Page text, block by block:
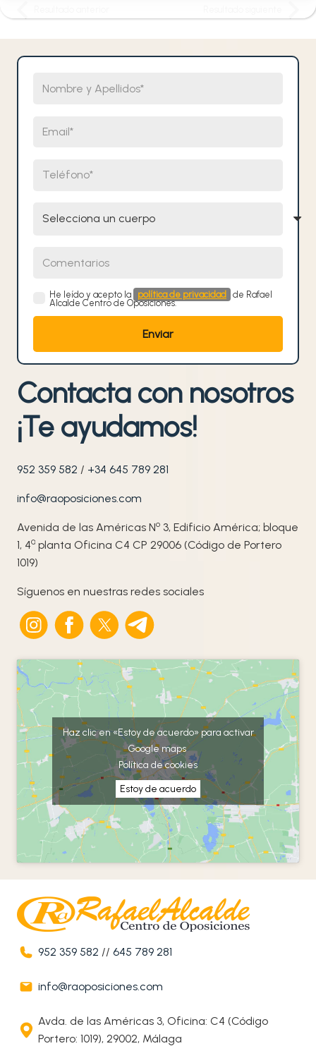
He leído y acepto la política de privacidad
de Rafael
Alcalde Centro de Oposiciones.
Contacta con nosotros
¡Te ayudamos!
952 359 582 / +34 645 789 281
info@raoposiciones.com
Avenida de las Américas No 3, Edificio América; bloque
1, 4ª planta Oficina C4 CP 29006 (Código de Portero
1019)
Síguenos en nuestras redes sociales
Haz clic en «Estoy de acuerdo» para activar
Google maps
Política de cookies
Estoy de acuerdo
952 359 582 //645 789 281
info@raoposiciones.com
Avda. de las Américas 3, Oficina: C4 (Código
Portero: 1019), 29002, Málaga